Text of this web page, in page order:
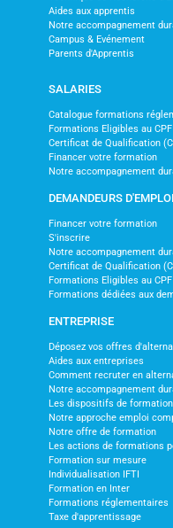
Aides aux apprentis
Notre accompagnement
Campus & Evénement
Parents d'Apprentis
SALARIES
Catalogue formations
Formations Eligibles au CPF
Certificat de Qualification
Financer votre formation
Notre accompagnement
DEMANDEURS D'EMPLOI
Financer votre formation
S'inscrire
Notre accompagnement
Certificat de Qualification
Formations Eligibles au CPF
Formations dédiées aux
ENTREPRISE
Déposez vos offres
Aides aux entreprises
Comment recruter en
Notre accompagnement
Les dispositifs de formation
Notre approche emploi
Notre offre de formation
Les actions de formations
Formation sur mesure
Individualisation IFTI
Formation en Inter
Formations réglementaires
Taxe d'apprentissage